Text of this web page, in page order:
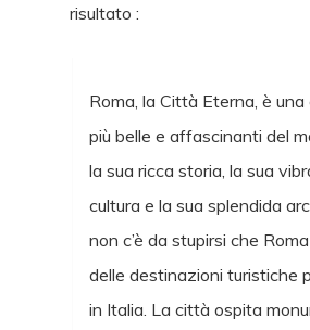
risultato :
Roma, la Città Eterna, è
più belle e affascinanti del
la sua ricca storia, la sua
cultura e la sua splendida
non c’è da stupirsi che
delle destinazioni turistiche
in Italia. La città ospita